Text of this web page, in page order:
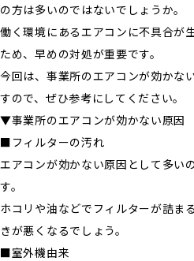
の方は多いのではないでしょうか。
働く環境にあるエアコンに不具合が
ため、早めの対処が重要です。
今回は、事業所のエアコンが効かな
すので、ぜひ参考にしてください。
▼事業所のエアコンが効かない原因
■フィルターの汚れ
エアコンが効かない原因として多い
す。
ホコリや油などでフィルターが詰ま
きが悪くなるでしょう。
■室外機由来